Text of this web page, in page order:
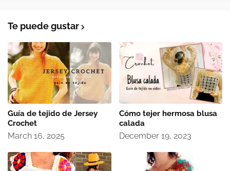
Te puede gustar
Guía de tejido de Jersey
Crochet
March 16, 2025
Cómo tejer hermosa blusa
calada
December 19, 2023